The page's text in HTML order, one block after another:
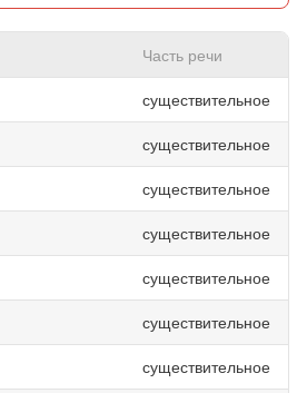
Часть речи
существительное
существительное
существительное
существительное
существительное
существительное
существительное